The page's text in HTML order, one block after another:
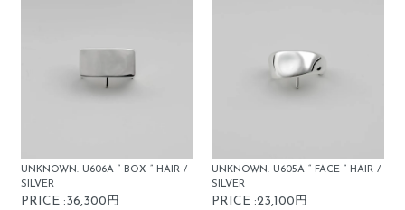
UNKNOWN. U606A “ BOX ” HAIR /
SILVER
PRICE :36,300円
UNKNOWN. U605A “ FACE ” HAIR /
SILVER
PRICE :23,100円